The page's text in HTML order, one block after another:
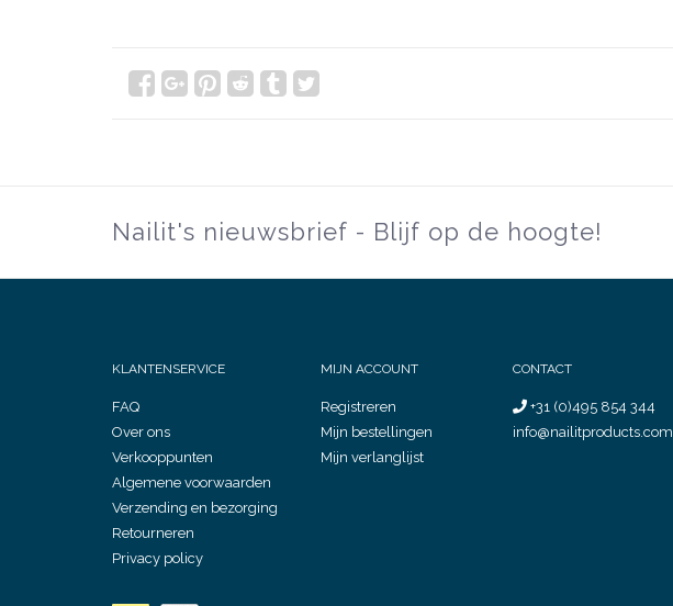
Nailit's nieuwsbrief - Blijf op de hoogte!
KLANTENSERVICE
FAQ
Over ons
Verkooppunten
Algemene voorwaarden
Verzending en bezorging
Retourneren
Privacy policy
MIJN ACCOUNT
Registreren
Mijn bestellingen
Mijn verlanglijst
CONTACT
+31 (0)495 854 344
info@nailitproducts.com